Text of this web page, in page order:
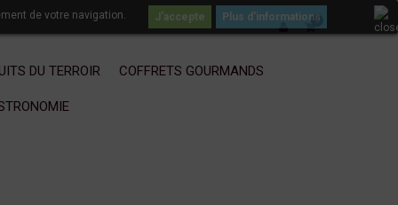
0
de votre navigation. Plus d'informations
DU TERROIR COFFRETS GOURMANDS